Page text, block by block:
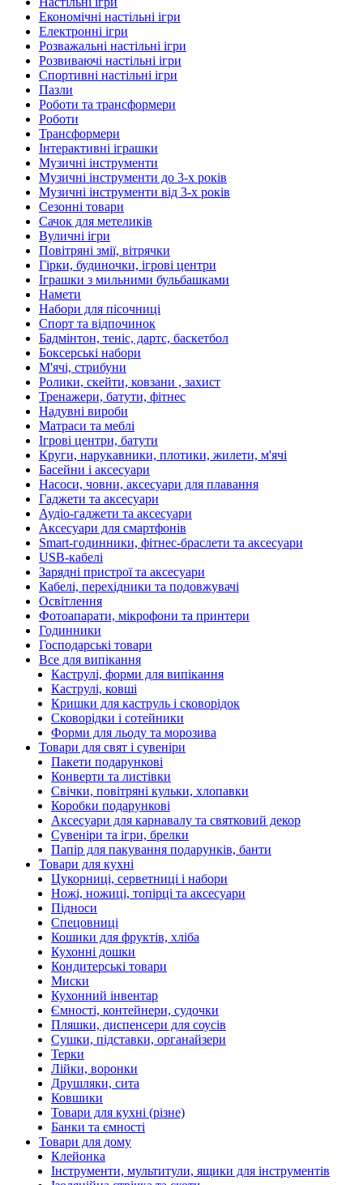
Економічні настільні ігри
Електронні ігри
Розважальні настільні ігри
Розвиваючі настільні ігри
Спортивні настільні ігри
Пазли
Роботи та трансформери
Роботи
Трансформери
Інтерактивні іграшки
Музичні інструменти
Музичні інструменти до 3-х років
Музичні інструменти від 3-х років
Сезонні товари
Сачок для метеликів
Вуличні ігри
Повітряні змії, вітрячки
Гірки, будиночки, ігрові центри
Іграшки з мильними бульбашками
Намети
Набори для пісочниці
Спорт та відпочинок
Бадмінтон, теніс, дартс, баскетбол
Боксерські набори
М'ячі, стрибуни
Ролики, скейти, ковзани , захист
Тренажери, батути, фітнес
Надувні вироби
Матраси та меблі
Ігрові центри, батути
Круги, нарукавники, плотики, жилети, м'ячі
Басейни і аксесуари
Насоси, човни, аксесуари для плавання
Гаджети та аксесуари
Аудіо-гаджети та аксесуари
Аксесуари для смартфонів
Smart-годинники, фітнес-браслети та аксесуари
USB-кабелі
Зарядні пристрої та аксесуари
Кабелі, перехідники та подовжувачі
Освітлення
Фотоапарати, мікрофони та принтери
Годинники
Господарські товари
Все для випікання
Каструлі, форми для випікання
Каструлі, ковші
Кришки для каструль і сковорідок
Сковорідки і сотейники
Форми для льоду та морозива
Товари для свят і сувеніри
Пакети подарункові
Конверти та листівки
Свічки, повітряні кульки, хлопавки
Коробки подарункові
Аксесуари для карнавалу та святковий декор
Сувеніри та ігри, брелки
Папір для пакування подарунків, банти
Товари для кухні
Цукорниці, серветниці і набори
Ножі, ножиці, топірці та аксесуари
Підноси
Спецовниці
Кошики для фруктів, хліба
Кухонні дошки
Кондитерські товари
Миски
Кухонний інвентар
Ємності, контейнери, судочки
Пляшки, диспенсери для соусів
Сушки, підставки, органайзери
Терки
Лійки, воронки
Друшляки, сита
Ковшики
Товари для кухні (різне)
Банки та ємності
Товари для дому
Клейонка
Інструменти, мультитули, ящики для інструментів